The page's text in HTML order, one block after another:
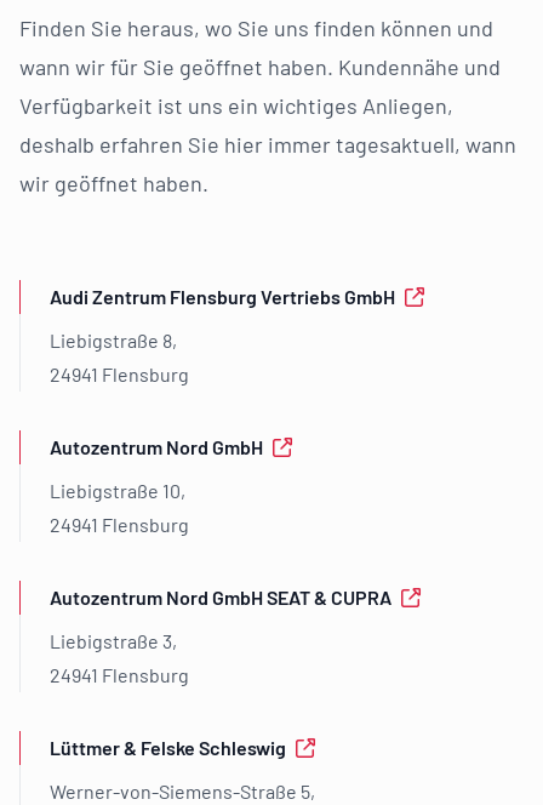
Finden Sie heraus, wo Sie uns finden können und
wann wir für Sie geöffnet haben. Kundennähe und
Verfügbarkeit ist uns ein wichtiges Anliegen,
deshalb erfahren Sie hier immer tagesaktuell, wann
wir geöffnet haben.
Audi Zentrum Flensburg Vertriebs GmbH
Liebigstraße 8,
24941 Flensburg
Autozentrum Nord GmbH
Liebigstraße 10,
24941 Flensburg
Autozentrum Nord GmbH SEAT & CUPRA
Liebigstraße 3,
24941 Flensburg
Lüttmer & Felske Schleswig
Werner-von-Siemens-Straße 5,